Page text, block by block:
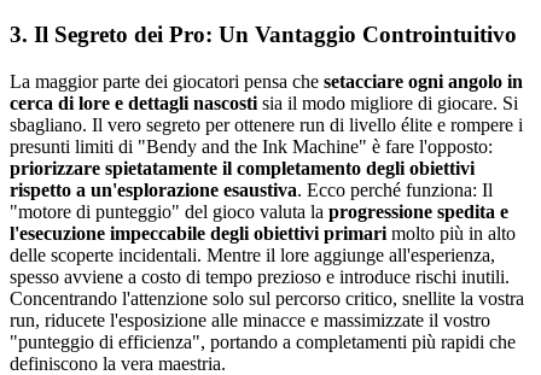
3. Il Segreto dei Pro: Un Vantaggio Controintuitivo
La maggior parte dei giocatori pensa che setacciare ogni angolo in
cerca di lore e dettagli nascosti sia il modo migliore di giocare. Si
sbagliano. Il vero segreto per ottenere run di livello élite e rompere i
presunti limiti di "Bendy and the Ink Machine" è fare l'opposto:
priorizzare spietatamente il completamento degli obiettivi
rispetto a un'esplorazione esaustiva. Ecco perché funziona: Il
"motore di punteggio" del gioco valuta la progressione spedita e
l'esecuzione impeccabile degli obiettivi primari molto più in alto
delle scoperte incidentali. Mentre il lore aggiunge all'esperienza,
spesso avviene a costo di tempo prezioso e introduce rischi inutili.
Concentrando l'attenzione solo sul percorso critico, snellite la vostra
run, riducete l'esposizione alle minacce e massimizzate il vostro
"punteggio di efficienza", portando a completamenti più rapidi che
definiscono la vera maestria.